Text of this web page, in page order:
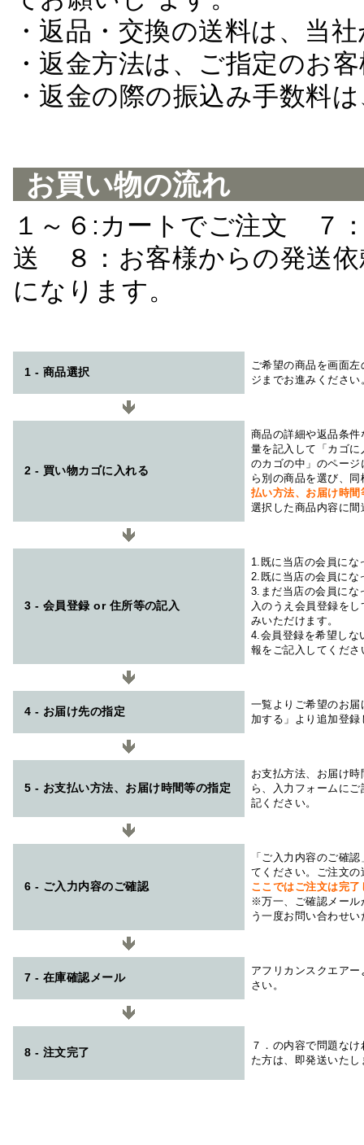
・返品・交換の送料は、当
・返金方法は、ご指定のお
・返金の際の振込み手数料
お買い物の流れ
１～６:カートでご注文 ７
送 ８：お客様からの発送
になります。
1 - 商品選択
ご希望の商品を画面
ジまでお進みください
2 - 買い物カゴに入れる
商品の詳細や返品条
量を記入して「カゴ
のカゴの中」のペー
ら別の商品を選び、
払い方法、お届け時
選択した商品内容に
3 - 会員登録 or 住所等の記入
1.既に当店の会員にな
2.既に当店の会員にな
3.まだ当店の会員にな
入のうえ会員登録を
みいただけます。
4.会員登録を希望しな
報をご記入してくださ
4 - お届け先の指定
一覧よりご希望のお
加する」より追加登
5 - お支払い方法、お届け時間等の指定
お支払方法、お届け
ら、入力フォームに
記ください。
6 - ご入力内容のご確認
「ご入力内容のご確
てください。ご注文
ここではご注文は完
※万一、ご確認メール
う一度お問い合わせ
7 - 在庫確認メール
アフリカンスクエアー
さい。
8 - 注文完了
７．の内容で問題な
た方は、即発送いたし